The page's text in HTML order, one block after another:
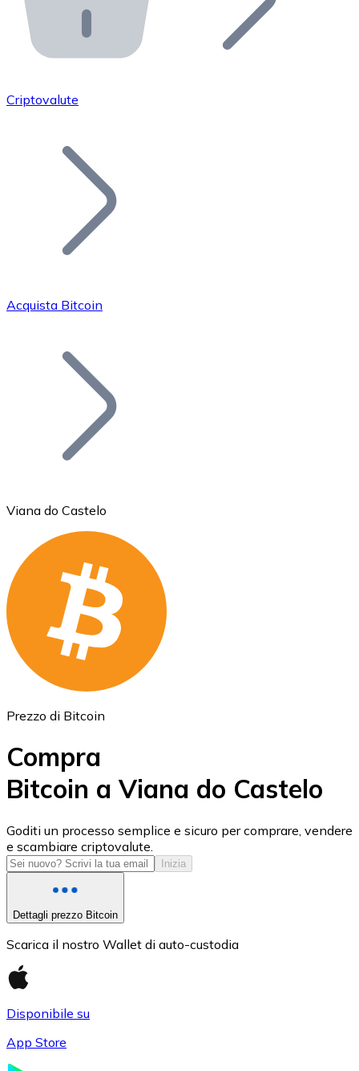
API Bitnovo
Integra la nostra API nel tuo ecosistema.
Unisciti alla nostra rete di rivenditori e
Aggiungi il token del tuo progetto al nostro servizio di
Bitcoin
Ethereum
ETH
USD Coin
USDC
Criptovalute
Acquista Bitcoin
Viana do Castelo
Prezzo di Bitcoin
Compra
Bitcoin a Viana do Castelo
Goditi un processo semplice e sicuro per comprare, vendere
e scambiare criptovalute.
Inizia
Dettagli prezzo Bitcoin
Scarica il nostro Wallet di auto-custodia
Disponibile su
App Store